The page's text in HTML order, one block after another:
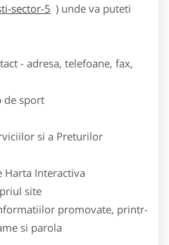
sector-5 ) unde va puteti
- adresa, telefoane, fax,
sport
si a Preturilor
Interactiva
site
promovate, printr-
si parola